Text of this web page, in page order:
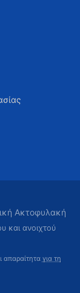
Ακτοφυλακή
και ανοιχτού
απαραίτητα για τη